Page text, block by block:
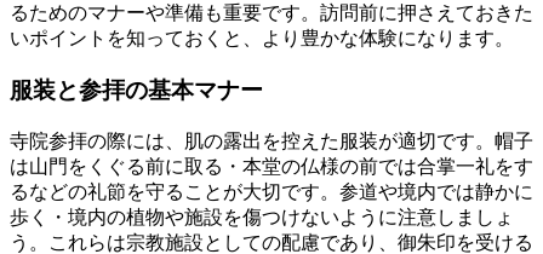
るためのマナーや準備も重要です。訪問前に押さえておきた
いポイントを知っておくと、より豊かな体験になります。
服装と参拝の基本マナー
寺院参拝の際には、肌の露出を控えた服装が適切です。帽子
は山門をくぐる前に取る・本堂の仏様の前では合掌一礼をす
るなどの礼節を守ることが大切です。参道や境内では静かに
歩く・境内の植物や施設を傷つけないように注意しましょ
う。これらは宗教施設としての配慮であり、御朱印を受ける